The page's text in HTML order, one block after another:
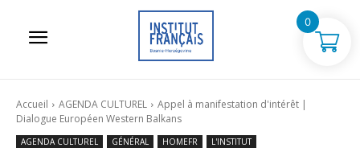
Accueil AGENDA CULTUREL
Appel à manifestation d'intérêt |
Dialogue Européen Western Balkans
AGENDA CULTUREL GÉNÉRAL HOMEFR
L'INSTITUT
0